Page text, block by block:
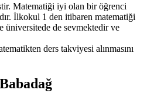
Matematiği iyi olan bir öğrenci
İlkokul 1 den itibaren matematiği
üniversitede de sevmektedir ve
ders takviyesi alınmasını